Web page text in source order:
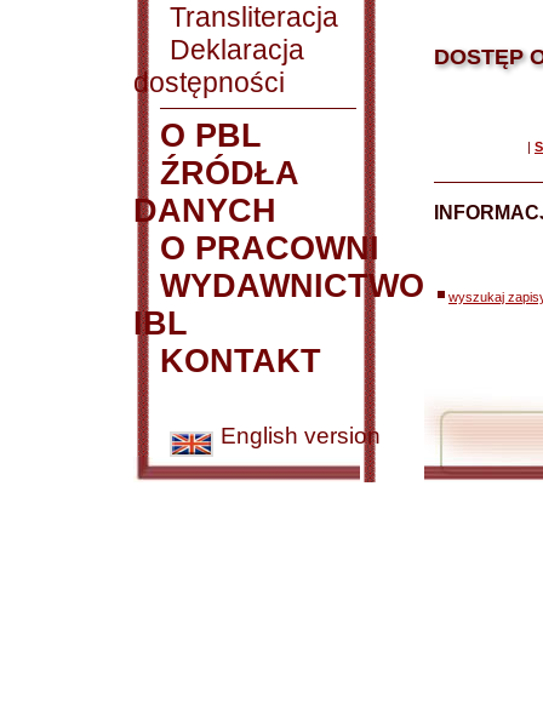
Transliteracja
Deklaracja
dostępności
O PBL
ŹRÓDŁA
DANYCH
O PRACOWNI
WYDAWNICTWO
IBL
KONTAKT
English version
DOSTĘP
|
wyszukaj